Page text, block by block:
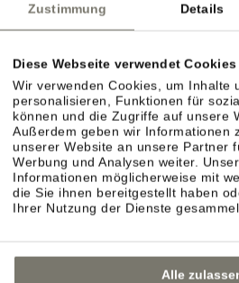
Zustimmung Details
Diese Webseite verwendet Cookies
Wir verwenden Cookies, um Inhalte
personalisieren, Funktionen für
können und die Zugriffe auf unsere
Außerdem geben wir Informationen
unserer Website an unsere Partner
Werbung und Analysen weiter.
Informationen möglicherweise mit
die Sie ihnen bereitgestellt haben
Ihrer Nutzung der Dienste
Alle